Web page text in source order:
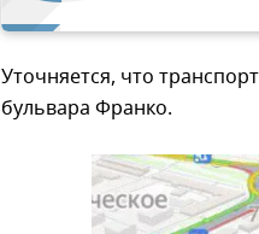
Уточняется, что
бульвара Франко.